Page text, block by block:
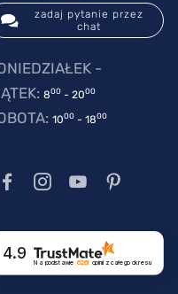
cyrkulację powietrza i
nowoczesnej dzianiny ze
można łatwo zdjąć
zadaj pytanie przez
chat
-
800 - 2000
1000 - 1800
4.9
Na podstawie 6261 opinii z całego okresu